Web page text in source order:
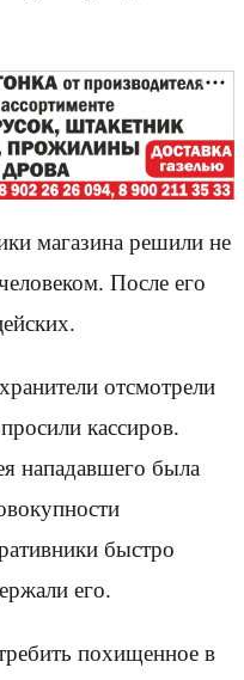
магазина решили не
После его
отсмотрели
кассиров.
нападавшего была
быстро
его.
похищенное в